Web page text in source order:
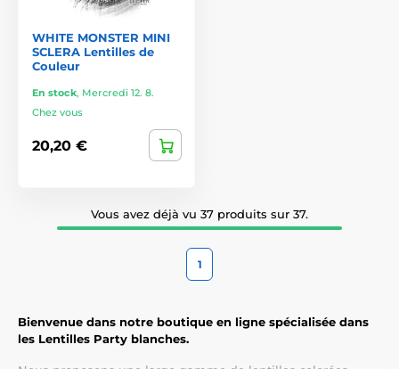
WHITE MONSTER MINI
SCLERA Lentilles de
Couleur
En stock, Mercredi 12. 8.
Chez vous
20,20 €
Vous avez déjà vu 37 produits sur 37.
1
Bienvenue dans notre boutique en ligne spécialisée dans
les Lentilles Party blanches.